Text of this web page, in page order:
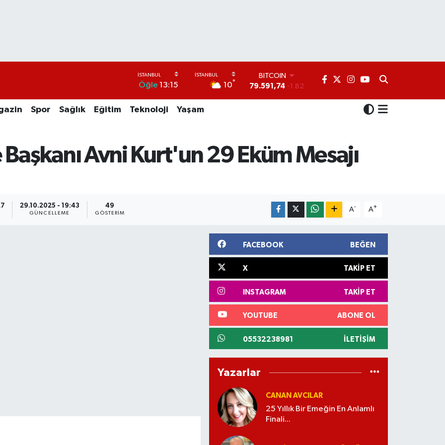
Öğle 13:15 10°
DOLAR
45,43620 0.02
EURO
6862,09000
0.19
BİST100
Spor Sağlık Eğitim Teknoloji Yaşam
Başkanı Avni Kurt'un 29 Eküm Mesajı
29.10.2025 - 19:43
GÜNCELLEME
49
GÖSTERIM
A- A+
FACEBOOK BEĞEN
X TAKIP ET
INSTAGRAM TAKIP ET
YOUTUBE ABONE OL
05532238981 İLETIŞIM
Yazarlar
CANAN AVCILAR
25 Yıllık Bir Emeğin En Anlamlı
Finali...